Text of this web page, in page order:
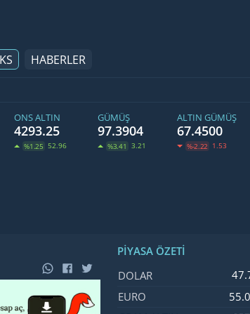
HABERLER
ONS ALTIN
4293.25
%1.25 52.96
GÜMÜŞ
97.3904
%3.41 3.21
ALTIN GÜMÜŞ
67.4500
%-2.22 1.53
PIYASA ÖZETI
İsim, Kod Fiyat, Değişim
DOLAR
EURO